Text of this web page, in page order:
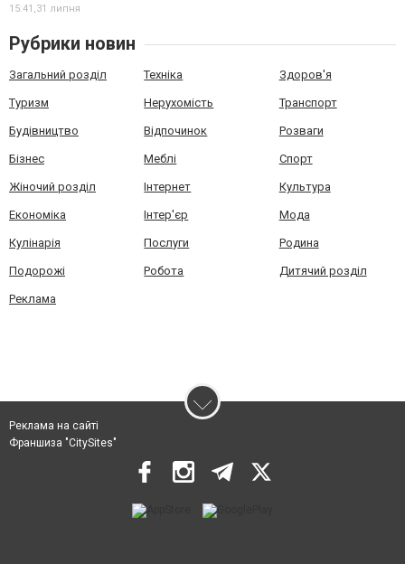
15:41,31 липня
Рубрики новин
Загальний розділ Техніка Здоров'я
Туризм Нерухомість Транспорт
Будівництво Відпочинок Розваги
Бізнес Меблі Спорт
Жіночий розділ Інтернет Культура
Економіка Інтер'єр Мода
Кулінарія Послуги Родина
Подорожі Робота Дитячий розділ
Реклама
Реклама на сайті
Франшиза "CitySites"